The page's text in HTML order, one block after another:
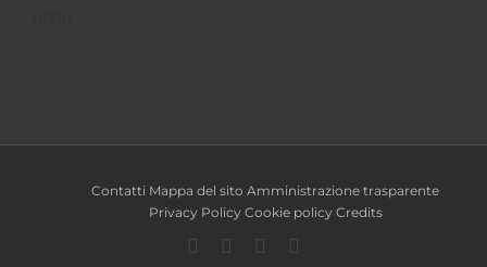
Contatti Mappa del sito Amministrazione trasparente
Privacy Policy Cookie policy Credits
Facebook
TwitterYouTube